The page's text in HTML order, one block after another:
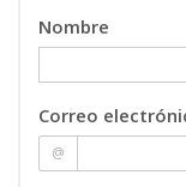
Nombre
Correo
@